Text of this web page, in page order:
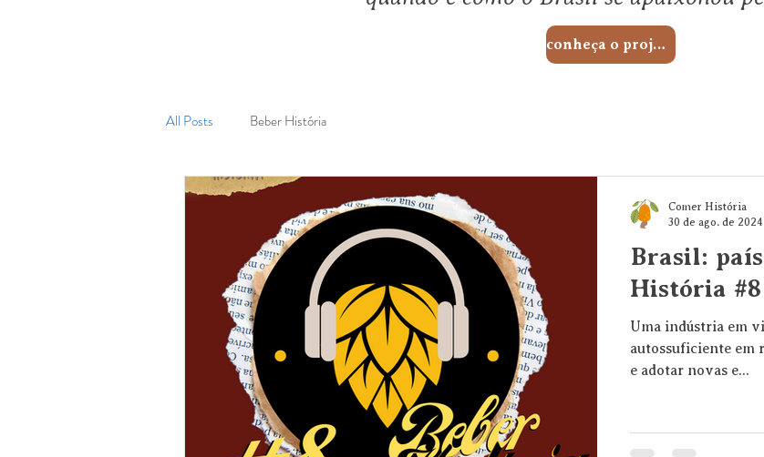
conheça o projeto
All Posts Beber História
Brasil:
História #8
Uma indústria em
autossuficiente em
e adotar novas e...
Comer História
30 de ago. de 2024